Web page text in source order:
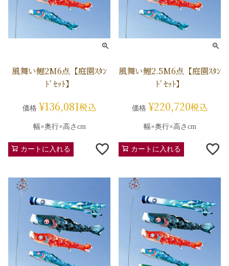
風舞い鯉2M6点【庭園ｽﾀﾝ
ﾄﾞｾｯﾄ】
価格 ¥136,081税込
幅×奥行×高さcm
カートに入れる
風舞い鯉2.5M6点【庭園ｽﾀﾝ
ﾄﾞｾｯﾄ】
価格 ¥220,720税込
幅×奥行×高さcm
カートに入れる